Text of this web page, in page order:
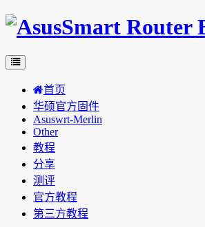
首页
华硕官方固件
Asuswrt-Merlin
Other
教程
分享
测评
官方教程
第三方教程